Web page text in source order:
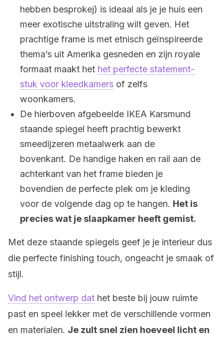
hebben besprokej) is ideaal als je je huis een
meer exotische uitstraling wilt geven. Het
prachtige frame is met etnisch geïnspireerde
thema’s uit Amerika gesneden en zijn royale
formaat maakt het het perfecte statement-
stuk voor kleedkamers of zelfs
woonkamers.
De hierboven afgebeelde IKEA Karsmund
staande spiegel heeft prachtig bewerkt
smeedijzeren metaalwerk aan de
bovenkant. De handige haken en rail aan de
achterkant van het frame bieden je
bovendien de perfecte plek om je kleding
voor de volgende dag op te hangen. Het is
precies wat je slaapkamer heeft gemist.
Met deze staande spiegels geef je je interieur dus
die perfecte finishing touch, ongeacht je smaak of
stijl.
Vind het ontwerp dat het beste bij jouw ruimte
past en speel lekker met de verschillende vormen
en materialen. Je zult snel zien hoeveel licht en